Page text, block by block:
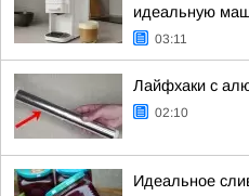
идеальную
03:11
Лайфхаки с
02:10
Идеальное